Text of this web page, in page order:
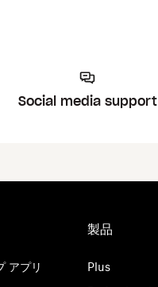
Social media support
アプリ
製品
Plus